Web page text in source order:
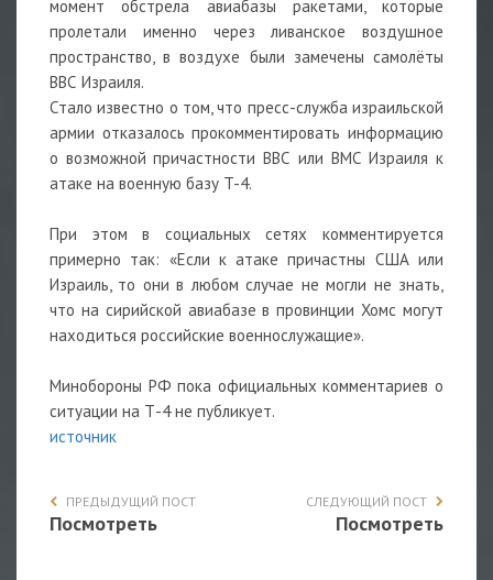
момент обстрела авиабазы ракетами, которые
пролетали именно через ливанское воздушное
пространство, в воздухе были замечены самолёты
ВВС Израиля.
Стало известно о том, что пресс-служба израильской
армии отказалось прокомментировать информацию
о возможной причастности ВВС или ВМС Израиля к
атаке на военную базу T-4.
При этом в социальных сетях комментируется
примерно так: «Если к атаке причастны США или
Израиль, то они в любом случае не могли не знать,
что на сирийской авиабазе в провинции Хомс могут
находиться российские военнослужащие».
Минобороны РФ пока официальных комментариев о
ситуации на Т-4 не публикует.
источник
ПРЕДЫДУЩИЙ ПОСТ
Посмотреть
СЛЕДУЮЩИЙ ПОСТ
Посмотреть